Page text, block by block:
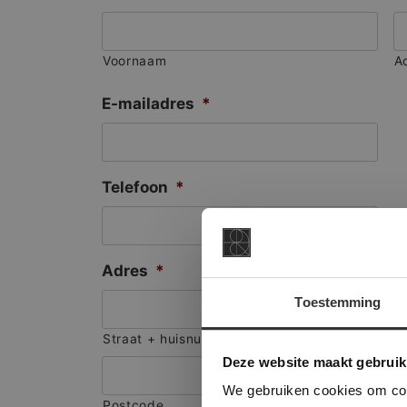
Toestemming
Deze website maakt
We gebruiken cookies om
Voornaam
E-mailadres *
Telefoon *
Adres *
Straat + huisnummer
Deze
onze